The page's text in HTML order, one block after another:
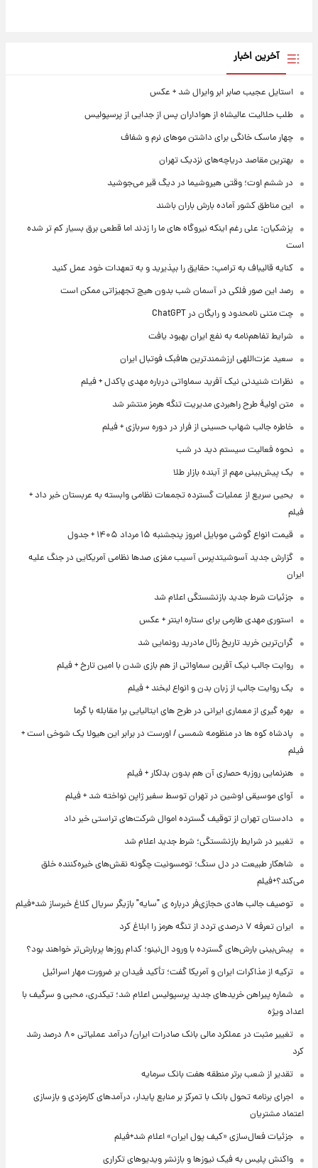
آخرین اخبار
استایل عجیب صابر ابر وایرال شد + عکس
طلب حلالیت عالیشاه از هواداران پس از جدایی از پرسپولیس
چهار ماسک خانگی برای داشتن موهای نرم و شفاف
بهترین مقاصد دریاچه‌های نزدیک تهران
در ششم اوت؛ وقتی هیروشیما در دیگ قیر می‌جوشید
این مناطق کشور آماده بارش باران باشند
پزشکیان: علی رغم اینکه نیروگاه های ما را زدند اما قطعی برق بسیار کم تر شده
است
کنایه قالیباف به ترامپ: حقایق را بپذیرید و به تعهدات خود عمل کنید
رصد این صور فلکی در آسمان شب بدون هیچ تجهیزاتی ممکن است
چت متنی نامحدود و رایگان در ChatGPT
شرایط تفاهم‌نامه به نفع ایران بهبود یافت
سعید عزت‌اللهی ارزشمندترین هافبک فوتبال ایران
نظرات شنیدنی نیک آفرید سماواتی درباره مهدی پاکدل + فیلم
متن اولیۀ طرح راهبردی مدیریت تنگه هرمز منتشر شد
خاطره جالب شهاب حسینی از فرار در دوره سربازی + فیلم
نحوه فعالیت سیستم دید در شب
یک پیش‌بینی مهم از آینده بازار طلا
یحیی سریع از عملیات گسترده تجمعات نظامی وابسته به عربستان خبر داد +
فیلم
قیمت انواع گوشی موبایل امروز پنجشنبه ۱۵ مرداد ۱۴۰۵ + جدول
گزارش جدید آسوشیتدپرس آسیب مغزی صدها نظامی آمریکایی در جنگ علیه
ایران
جزئیات شرط جدید بازنشستگی اعلام شد
استوری مهدی طارمی برای ستاره اینتر + عکس
گران‌ترین خرید تاریخ رئال مادرید رونمایی شد
روایت جالب نیک آفرین سماواتی از هم بازی شدن با امین تارخ + فیلم
یک روایت جالب از زبان بدن و انواع لبخند + فیلم
بهره گیری از معماری ایرانی در طرح های ایتالیایی برا مقابله با گرما
پادشاه کوه ها در منظومه شمسی / اورست در برابر این هیولا یک شوخی است +
فیلم
هنرنمایی روزبه حصاری آن هم بدون بدلکار + فیلم
آوای موسیقی اوشین در تهران توسط سفیر ژاپن نواخته شد + فیلم
دادستان تهران از توقیف گسترده اموال شرکت‌های تراستی خبر داد
تغییر در شرایط بازنشستگی؛ شرط جدید اعلام شد
شاهکار طبیعت در دل سنگ؛ تومسونیت چگونه نقش‌های خیره‌کننده خلق
می‌کند؟+فیلم
توصیف جالب هادی حجازی‌فر درباره ی "سایه" بازیگر سریال کلاغ خبرساز شد+فیلم
ایران تعرفه ۷ درصدی تردد از تنگه هرمز را ابلاغ کرد
پیش‌بینی بارش‌های گسترده با ورود ال‌نینو؛ کدام روزها پربارش‌تر خواهند بود؟
ترکیه از مذاکرات ایران و آمریکا گفت؛ تأکید فیدان بر ضرورت مهار اسرائیل
شماره پیراهن خریدهای جدید پرسپولیس اعلام شد؛ تیکدری، محبی و سرگیف با
اعداد ویژه
تغییر مثبت در عملکرد مالی بانک صادرات ایران/ درآمد عملیاتی ۸۰ درصد رشد
کرد
تقدیر از شعب برتر منطقه هفت بانک سرمایه
اجرای برنامه تحول بانک با تمرکز بر منابع پایدار، درآمدهای کارمزدی و بازسازی
اعتماد مشتریان
جزئیات فعال‌سازی «کیف پول ایران» اعلام شد+فیلم
واکنش پلیس به فیک نیوزها و بازنشر ویدیوهای تکراری